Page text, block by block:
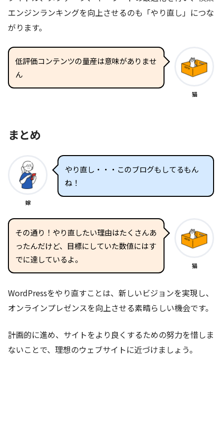
エンジンランキングを向上させるのも「やり直し」につな
がります。
低評価コンテンツの量産は意味がありませ
ん
猫
まとめ
嫁
やり直し・・・このブログもしてるもん
ね！
その通り！やり直したい理由はたくさんあ
ったんだけど、目標にしていた数値にはす
でに達しているよ。
猫
WordPressをやり直すことは、新しいビジョンを実現し、
オンラインプレゼンスを向上させる素晴らしい機会です。
計画的に進め、サイトをより良くするための努力を惜しま
ないことで、理想のウェブサイトに近づけましょう。